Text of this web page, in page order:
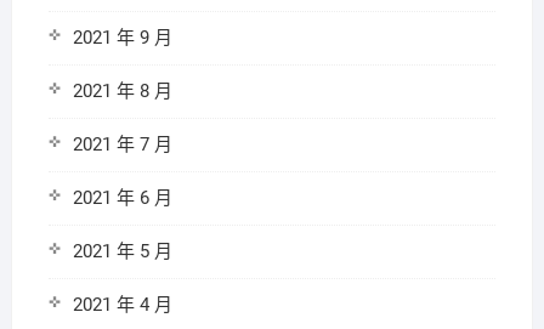
2021 年 9 月
2021 年 8 月
2021 年 7 月
2021 年 6 月
2021 年 5 月
2021 年 4 月